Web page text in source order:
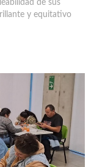
de sus
y equitativo